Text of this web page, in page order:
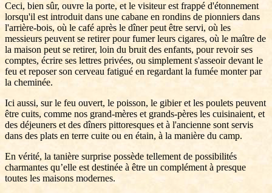
Ceci, bien sûr, ouvre la porte, et le visiteur est frappé d'étonnement
lorsqu'il est introduit dans une cabane en rondins de pionniers dans
l'arrière-bois, où le café après le dîner peut être servi, où les
messieurs peuvent se retirer pour fumer leurs cigares, où le maître de
la maison peut se retirer, loin du bruit des enfants, pour revoir ses
comptes, écrire ses lettres privées, ou simplement s'asseoir devant le
feu et reposer son cerveau fatigué en regardant la fumée monter par
la cheminée.
Ici aussi, sur le feu ouvert, le poisson, le gibier et les poulets peuvent
être cuits, comme nos grand-mères et grands-pères les cuisinaient, et
des déjeuners et des dîners pittoresques et à l'ancienne sont servis
dans des plats en terre cuite ou en étain, à la manière du camp.
En vérité, la tanière surprise possède tellement de possibilités
charmantes qu’elle est destinée à être un complément à presque
toutes les maisons modernes.